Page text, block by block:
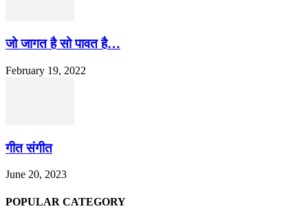
जो जागत है सो पावत है…
February 19, 2022
गीत संगीत
June 20, 2023
POPULAR CATEGORY